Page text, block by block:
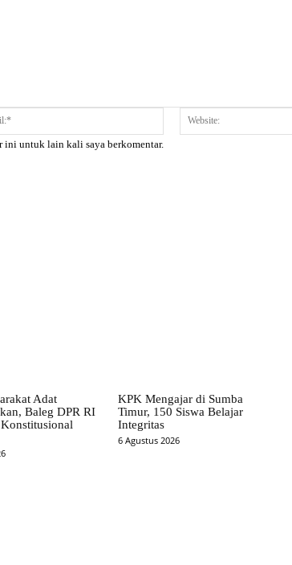
Email:*
ini untuk lain kali saya berkomentar.
Adat
Baleg DPR RI
KPK Mengajar di Sumba
Timur, 150 Siswa Belajar
Integritas
6 Agustus 2026